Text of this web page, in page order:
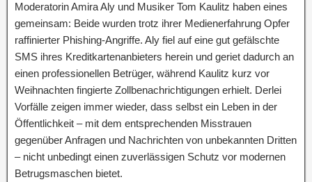
Moderatorin Amira Aly und Musiker Tom Kaulitz haben eines
gemeinsam: Beide wurden trotz ihrer Medienerfahrung Opfer
raffinierter Phishing-Angriffe. Aly fiel auf eine gut gefälschte
SMS ihres Kreditkartenanbieters herein und geriet dadurch an
einen professionellen Betrüger, während Kaulitz kurz vor
Weihnachten fingierte Zollbenachrichtigungen erhielt. Derlei
Vorfälle zeigen immer wieder, dass selbst ein Leben in der
Öffentlichkeit – mit dem entsprechenden Misstrauen
gegenüber Anfragen und Nachrichten von unbekannten Dritten
– nicht unbedingt einen zuverlässigen Schutz vor modernen
Betrugsmaschen bietet.